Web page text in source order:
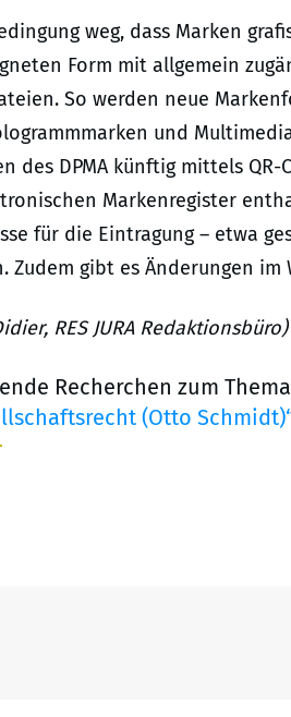
weg, dass Marken
Form mit allgemein
So werden neue
und
des DPMA künftig mittels QR-
Markenregister
für die Eintragung – etwa
Zudem gibt es Änderungen
RES JURA Redaktionsbüro)
Recherchen zum
(Otto